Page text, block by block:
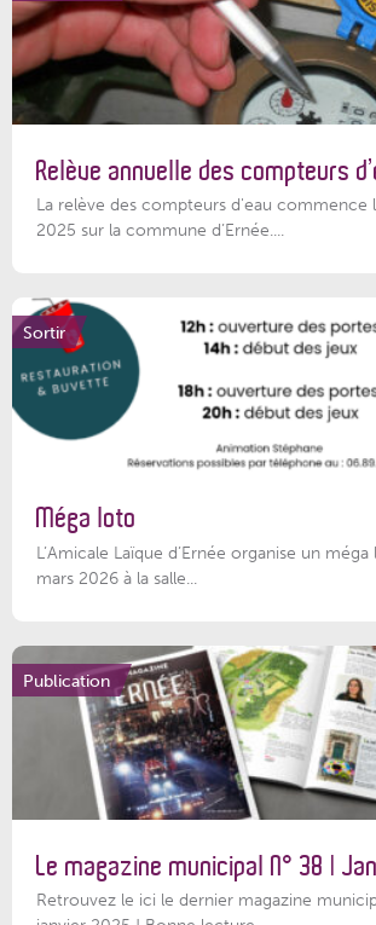
Relève annuelle des compteurs
La relève des compteurs d'eau commence
2025 sur la commune d’Ernée....
Sortir
Méga loto
L’Amicale Laïque d’Ernée organise un
mars 2026 à la salle...
Publication
Le magazine municipal N° 38 |
Retrouvez le ici le dernier magazine